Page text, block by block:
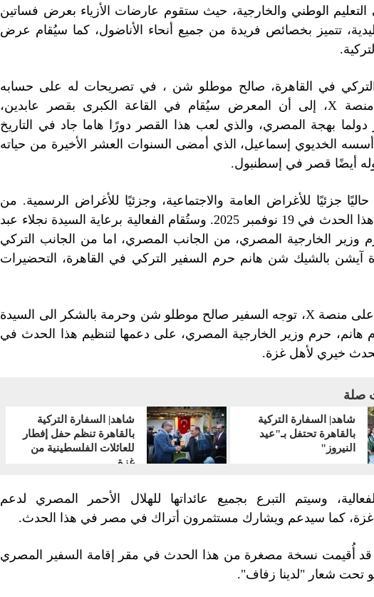
التعليم الوطني والخارجية، حيث ستقوم عارضات الأزياء بعرض فساتين
تتميز بخصائص فريدة من جميع أنحاء الأناضول، كما سيُقام عرض
التركي في القاهرة، صالح موطلو شن ، في تصريحات له على حسابه
الرسمي على منصة X، إلى أن المعرض سيُقام في القاعة الكبرى بقصر عابدين،
بهجة المصري، والذي لعب هذا القصر دورًا هاما جاد في التاريخ
الخديوي إسماعيل، الذي أمضى السنوات العشر الأخيرة من حياته
أيضًا قصر في إسطنبول.
جزئيًا للأغراض العامة والاجتماعية، وجزئيًا للأغراض الرسمية. من
المقرر أن يُقام هذا الحدث في 19 نوفمبر 2025. وستُقام الفعالية برعاية السيدة نجلاء عبد
وزير الخارجية المصري، من الجانب المصري، اما من الجانب التركي
آيشن بالشيك شن هانم حرم السفير التركي في القاهرة، التحضيرات
وفي تصريحاته على منصة X، توجه السفير صالح موطلو شن وحرمة بالشكر الى السيدة
هانم، حرم وزير الخارجية المصري، على دعمها لتنظيم هذا الحدث في
خيري لأهل غزة.
صلة
شاهد| السفارة التركية
بالقاهرة تحتفل بـ"عيد
النيروز"
شاهد| السفارة التركية
بالقاهرة تنظم حفل إفطار
للعائلات الفلسطينية من
غزة
وسيتم التبرع بجميع عائداتها للهلال الأحمر المصري لدعم
غزة، كما سيدعم ويشارك مستثمرون أتراك في مصر في هذا الحدث.
قد أُقيمت نسخة مصغرة من هذا الحدث في مقر إقامة السفير المصري
تحت شعار "لدينا زفاف".